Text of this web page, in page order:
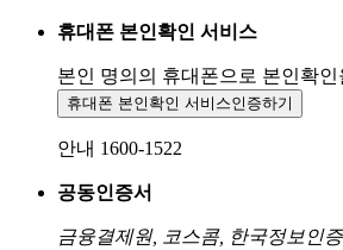
휴대폰 본인확인 서비스
본인 명의의 휴대폰으로 본인확인
휴대폰 본인확인 서비스인증하기
안내 1600-1522
공동인증서
금융결제원, 코스콤, 한국정보인